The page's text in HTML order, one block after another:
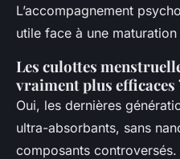
L’accompagnement
utile face à une
Les culottes
vraiment plus efficaces
Oui, les dernières
ultra-absorbants, sans
composants